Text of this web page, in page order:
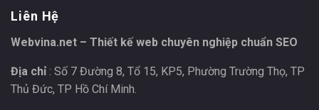
Liên Hệ
Webvina.net – Thiết kế web chuyên nghiệp chuẩn SEO
Địa chỉ : Số 7 Đường 8, Tổ 15, KP5, Phường Trường Thọ, TP
Thủ Đức, TP Hồ Chí Minh.